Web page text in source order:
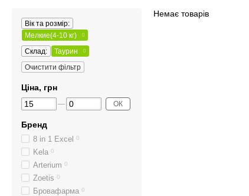
Немає товарів
Вік та розмір:
Мелкие(4-10 кг)
Склад:
Таурин
Очистити фільтр
Ціна, грн
ОК
Бренд
8 in 1 Excel 0
Kela 0
Arterium 0
Zoetis 0
Бровафарма 0